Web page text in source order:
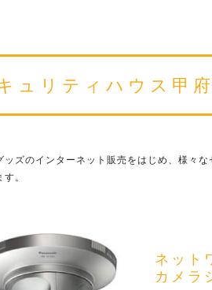
ュリティハウス甲
ッズのインターネット販売をはじめ、様々
。
ネット
カメラ